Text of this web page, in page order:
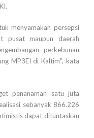
menyamakan persepsi
pusat maupun daerah
perkebunan
MP3EI di Kaltim", kata
penanaman satu juta
sebanyak 866.226
dapat dituntaskan